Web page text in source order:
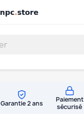
Garantie 2 ans
Paiement
sécurisé